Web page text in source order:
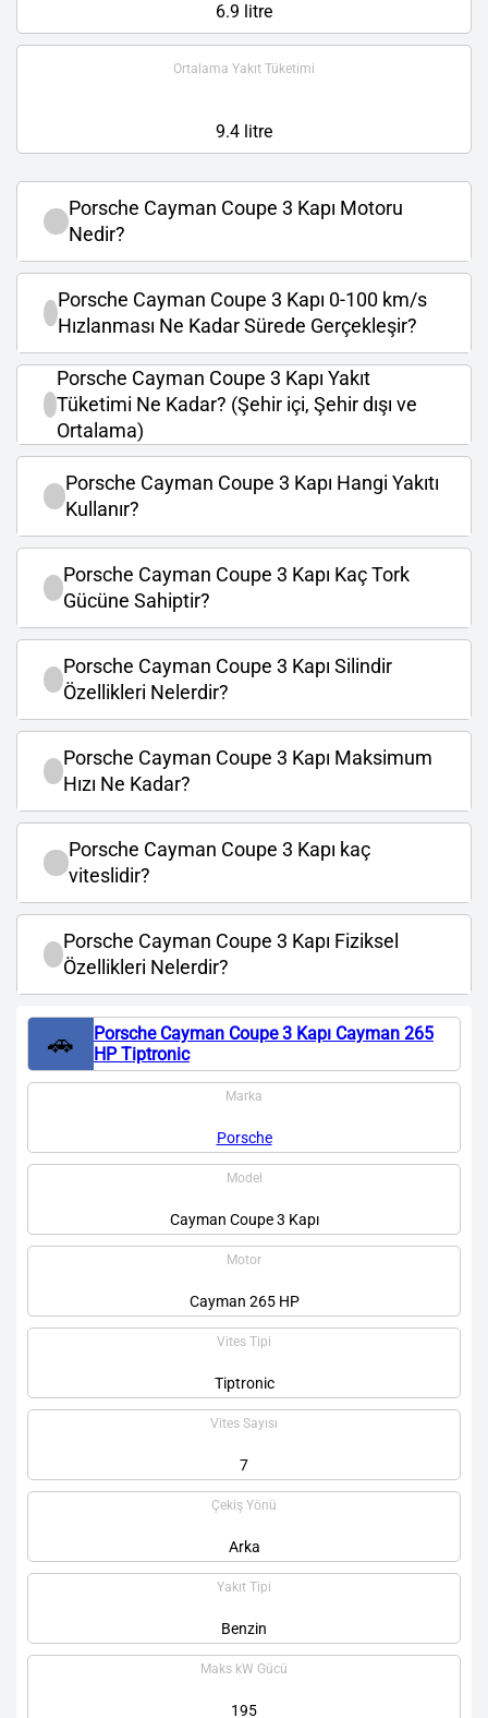
6.9 litre
Ortalama Yakıt Tüketimi
9.4 litre
Porsche Cayman Coupe 3 Kapı Motoru
Nedir?
Porsche Cayman Coupe 3 Kapı 0-100 km/s
Hızlanması Ne Kadar Sürede Gerçekleşir?
Porsche Cayman Coupe 3 Kapı Yakıt
Tüketimi Ne Kadar? (Şehir içi, Şehir dışı ve
Ortalama)
Porsche Cayman Coupe 3 Kapı Hangi Yakıtı
Kullanır?
Porsche Cayman Coupe 3 Kapı Kaç Tork
Gücüne Sahiptir?
Porsche Cayman Coupe 3 Kapı Silindir
Özellikleri Nelerdir?
Porsche Cayman Coupe 3 Kapı Maksimum
Hızı Ne Kadar?
Porsche Cayman Coupe 3 Kapı kaç
viteslidir?
Porsche Cayman Coupe 3 Kapı Fiziksel
Özellikleri Nelerdir?
🚗
Porsche Cayman Coupe 3 Kapı Cayman 265
HP Tiptronic
Marka
Porsche
Model
Cayman Coupe 3 Kapı
Motor
Cayman 265 HP
Vites Tipi
Tiptronic
Vites Sayısı
7
Çekiş Yönü
Arka
Yakıt Tipi
Benzin
Maks kW Gücü
195